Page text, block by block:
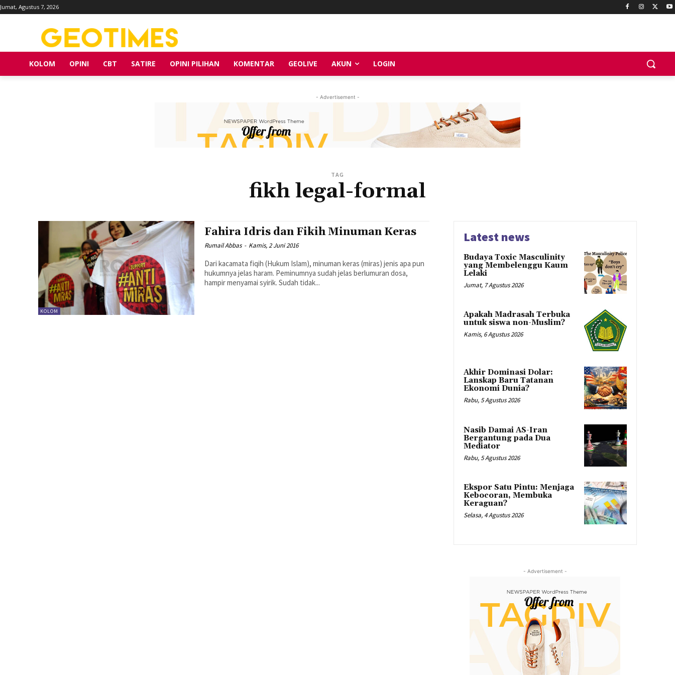
Jumat, Agustus 7, 2026
KOLOM OPINI CBT SATIRE OPINI PILIHAN KOMENTAR GEOLIVE AKUN LOGIN
- Advertisement -
TAG
fikh legal-formal
KOLOM
Fahira Idris dan Fikih Minuman Keras
Rumail Abbas - Kamis, 2 Juni 2016
Dari kacamata fiqih (Hukum Islam), minuman keras (miras) jenis apa pun
hukumnya jelas haram. Peminumnya sudah jelas berlumuran dosa,
hampir menyamai syirik. Sudah tidak...
Latest news
Budaya Toxic Masculinity
yang Membelenggu Kaum
Lelaki
Jumat, 7 Agustus 2026
Apakah Madrasah Terbuka
untuk siswa non-Muslim?
Kamis, 6 Agustus 2026
Akhir Dominasi Dolar:
Lanskap Baru Tatanan
Ekonomi Dunia?
Rabu, 5 Agustus 2026
Nasib Damai AS-Iran
Bergantung pada Dua
Mediator
Rabu, 5 Agustus 2026
Ekspor Satu Pintu: Menjaga
Kebocoran, Membuka
Keraguan?
Selasa, 4 Agustus 2026
- Advertisement -